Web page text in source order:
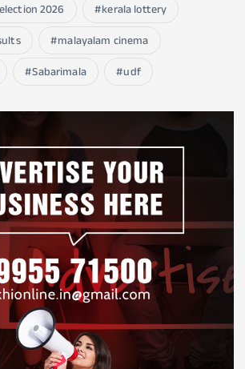
2026
kerala lottery
malayalam cinema
Sabarimala udf